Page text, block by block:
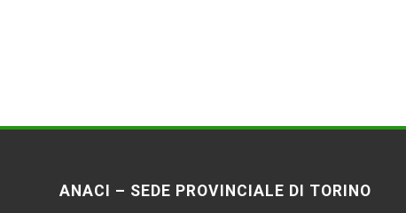
ANACI – SEDE PROVINCIALE DI TORINO